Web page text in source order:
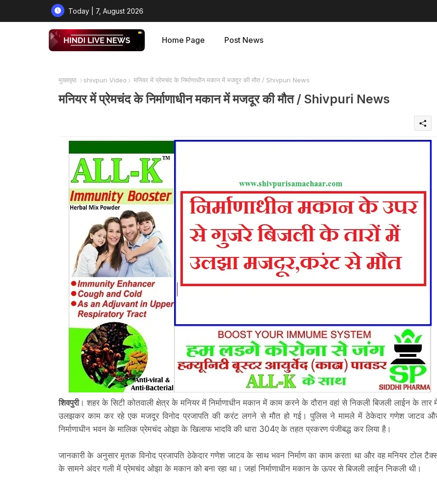
Today | 7, August 2026
Home Page Post News
मुख्यपृष्ठ shivpuri Video मनियर में प्रेमचंद के निर्माणाधीन मकान में मजदूर की मौत / Shivpuri News
मनियर में प्रेमचंद के निर्माणाधीन मकान में मजदूर की मौत / Shivpuri News
शिवपुरी। शहर के सिटी कोतवाली क्षेत्र के मनियर में निर्माणाधीन मकान में काम करने के दौरान वहां से निकली बिजली लाईन के तार
उलझकर काम कर रहे एक मजदूर विनोद प्रजापति की करंट लगने से मौत हो गई। पुलिस ने मामले में ठेकेदार गणेश जाटव
निर्माणाधीन भवन के मालिक प्रेमचंद ओझा के खिलाफ भादवि की धारा 304ए के तहत प्रकरण पंजीबद्ध कर लिया है।
जानकारी के अनुसार मृतक विनोद प्रजापति ठेकेदार गणेश जाटव के साथ भवन निर्माण का काम करता था और वह मनियर टोल
के सामने अंदर गली में प्रेमचंद ओझा के मकान को बना रहा था। जहां निर्माणाधीन मकान के ऊपर से बिजली लाईन निकली थी।